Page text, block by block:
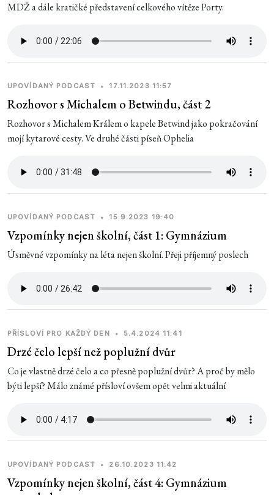
MDŽ a dále kratičké představení celkového vítěze Porty.
UPOVÍDANÝ PODCAST • 17.11.2023 11:57
Rozhovor s Michalem o Betwindu, část 2
Rozhovor s Michalem Králem o kapele Betwind jako pokračování
mojí kytarové cesty. Ve druhé části píseň Ophelia
UPOVÍDANÝ PODCAST • 15.9.2023 19:40
Vzpomínky nejen školní, část 1: Gymnázium
Úsměvné vzpomínky na léta nejen školní. Přeji příjemný poslech
PŘÍSLOVÍ PRO KAŽDÝ DEN • 5.4.2024 11:41
Drzé čelo lepší než poplužní dvůr
Co je vlastně drzé čelo a co přesně poplužní dvůr? A proč by mělo
býti lepší? Málo známé přísloví ovšem opět velmi aktuální
UPOVÍDANÝ PODCAST • 26.10.2023 11:42
Vzpomínky nejen školní, část 4: Gymnázium